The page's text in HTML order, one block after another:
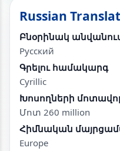
Russian
Բնօրինակ
Русский
Գրելու համակարգ
Cyrillic
Խոսողների
Մոտ 260 million
Հիմնական
Europe